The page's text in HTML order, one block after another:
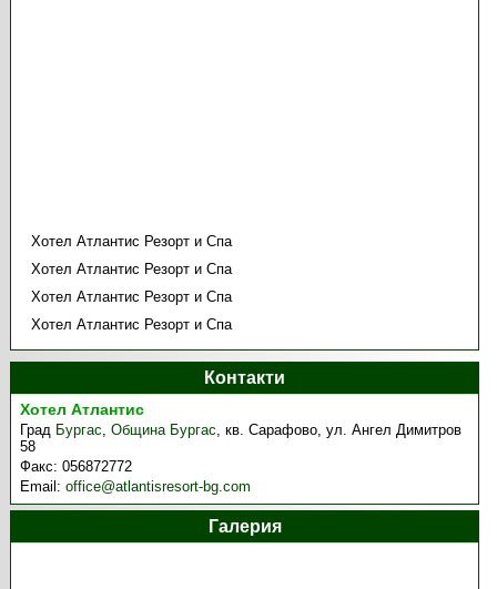
Хотел Атлантис Резорт и Спа
Хотел Атлантис Резорт и Спа
Хотел Атлантис Резорт и Спа
Хотел Атлантис Резорт и Спа
Контакти
Хотел Атлантис
Град Бургас,Община Бургас,кв. Сарафово, ул. Ангел Димитров
58
Факс:056872772
Email:office@atlantisresort-bg.com
Галерия